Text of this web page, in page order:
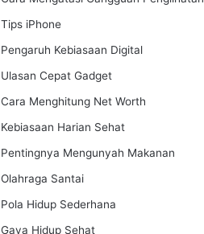
Tips iPhone
Pengaruh Kebiasaan Digital
Ulasan Cepat Gadget
Cara Menghitung Net Worth
Kebiasaan Harian Sehat
Pentingnya Mengunyah Makanan
Olahraga Santai
Pola Hidup Sederhana
Gaya Hidup Sehat